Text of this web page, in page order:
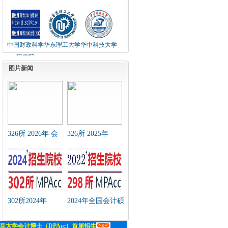
中国财政科学
研究院
华东理工大学华中科技大学
图片新闻
326所 2026年 会
招生简章 汇总
326所 2025年
近年招生复试分数
线汇总
302所2024年
线汇总
2024年全国会计硕
表
大学会计博士（DPAcc）首届招生